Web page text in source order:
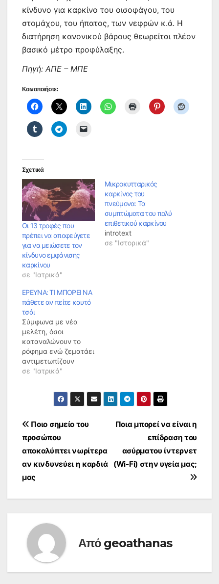
κίνδυνο για καρκίνο του οισοφάγου, του
στομάχου, του ήπατος, των νεφρών κ.ά. Η
διατήρηση κανονικού βάρους θεωρείται πλέον
βασικό μέτρο προφύλαξης.
Πηγή: ΑΠΕ – ΜΠΕ
Κοινοποιήστε:
Σχετικά
Οι 13 τροφές που
πρέπει να αποφεύγετε
για να μειώσετε τον
κίνδυνο εμφάνισης
καρκίνου
σε "Ιατρικά"
Μικροκυτταρικός
καρκίνος του
πνεύμονα: Τα
συμπτώματα του πολύ
επιθετικού καρκίνου
introtext
σε "Ιστορικά"
ΕΡΕΥΝΑ: ΤΙ ΜΠΟΡΕΙ ΝΑ
πάθετε αν πείτε καυτό
τσάι
Σύμφωνα με νέα
μελέτη, όσοι
καταναλώνουν το
ρόφημα ενώ ζεματάει
αντιμετωπίζουν
αυξημένο κίνδυνο να
καρκίνο του
οισοφάγου. Ερευνες
τα οποία έπιναν τσάι
για τουλάχιστον δέκα
χρόνια, έδειξαν πως
όσοι το έπιναν σε
θερμοκρασίες άνω
των 60 βαθμών
Κελσίου είχαν
πιθανότητες να
σε "Ιατρικά"
Πλοήγηση
άρθρων
Ποια μπορεί να είναι η
επίδραση του
ασύρματου ίντερνετ
(Wi-Fi) στην υγεία μας;
Ποιο σημείο του
προσώπου
αποκαλύπτει νωρίτερα
αν κινδυνεύει η καρδιά
μας
Από geoathanas